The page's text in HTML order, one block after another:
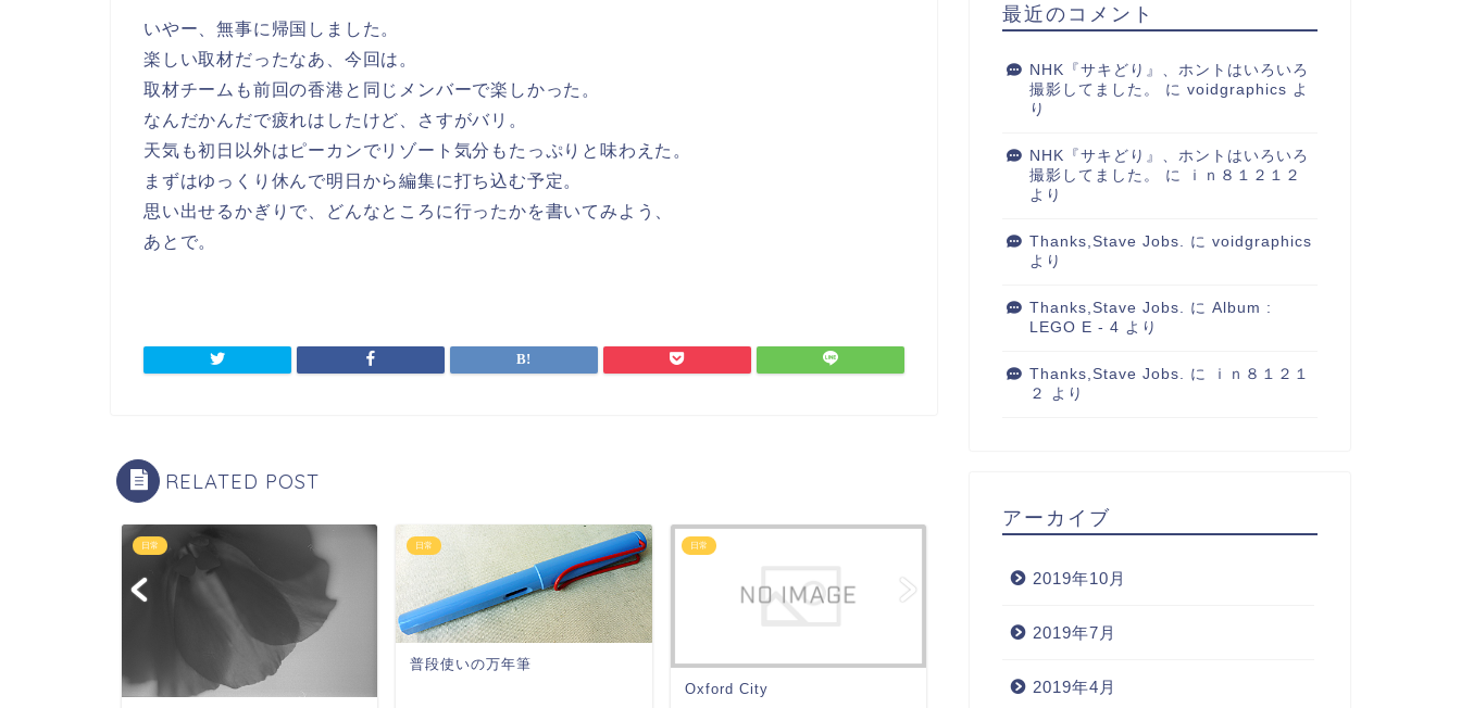
いやー、無事に帰国しました。
楽しい取材だったなあ、今回は。
取材チームも前回の香港と同じメンバーで楽しかった。
なんだかんだで疲れはしたけど、さすがバリ。
天気も初日以外はピーカンでリゾート気分もたっぷりと味わえた。
まずはゆっくり休んで明日から編集に打ち込む予定。
思い出せるかぎりで、どんなところに行ったかを書いてみよう、
あとで。
RELATED POST
日常 日常
普段使いの万年筆
日常
Oxford City
最近のコメント
NHK『サキどり』、ホントはいろいろ
撮影してました。
に voidgraphics よ
り
NHK『サキどり』、ホントはいろいろ
撮影してました。
に
ｉｎ８１２１２
より
Thanks,Stave Jobs. に voidgraphics
より
Thanks,Stave Jobs. に Album :
LEGO E - 4 より
Thanks,Stave Jobs. に
ｉｎ８１２１
２
より
アーカイブ
2019年10月
2019年7月
2019年4月